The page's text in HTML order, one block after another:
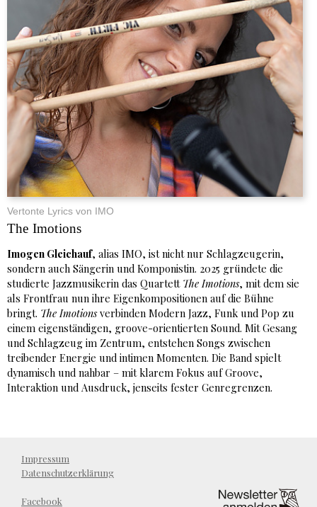
Vertonte Lyrics von IMO
The Imotions
Imogen Gleichauf, alias IMO, ist nicht nur Schlagzeugerin,
sondern auch Sängerin und Komponistin. 2025 gründete die
studierte Jazzmusikerin das Quartett The Imotions, mit dem sie
als Frontfrau nun ihre Eigenkompositionen auf die Bühne
bringt. The Imotionsverbinden Modern Jazz, Funk und Pop zu
einem eigenständigen, groove-orientierten Sound. Mit Gesang
und Schlagzeug im Zentrum, entstehen Songs zwischen
treibender Energie und intimen Momenten. Die Band spielt
dynamisch und nahbar – mit klarem Fokus auf Groove,
Interaktion und Ausdruck, jenseits fester Genregrenzen.
Impressum
Datenschutzerklärung
Facebook